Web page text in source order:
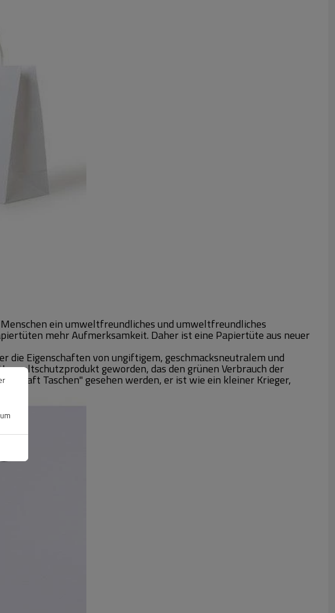
ein umweltfreundliches und umweltfreundliches
mehr Aufmerksamkeit. Daher ist eine Papiertüte aus neuer
Eigenschaften von ungiftigem, geschmacksneutralem und
geworden, das den grünen Verbrauch der
"Kraft Taschen" gesehen werden, er ist wie ein kleiner Krieger,